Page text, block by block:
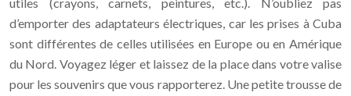
utiles (crayons, carnets, peintures, etc.). N’oubliez pas
d’emporter des adaptateurs électriques, car les prises à Cuba
sont différentes de celles utilisées en Europe ou en Amérique
du Nord. Voyagez léger et laissez de la place dans votre valise
pour les souvenirs que vous rapporterez. Une petite trousse de